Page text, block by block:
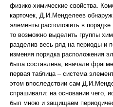
физико-химические свойства.
карточек, Д.И.Менделеев
элементы расположить в
то возможно выделить группы
разделив весь ряд на периоды и
изменяя порядка расположения
была составлена, вначале
первая таблица – система
этом впоследствии сам
спрашивали: на основании чего,
был мною и защищаем